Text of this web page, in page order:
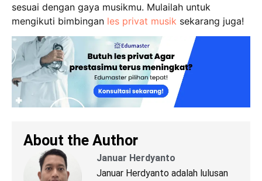
sesuai dengan gaya musikmu. Mulailah untuk
mengikuti bimbingan les privat musik sekarang juga!
About the Author
Januar Herdyanto
Januar Herdyanto adalah lulusan